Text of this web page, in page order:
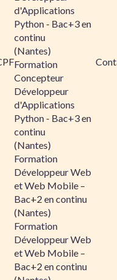
d'Applications
Python - Bac+3 en
continu
(Nantes)
Formation
Concepteur
Développeur
d'Applications
Python - Bac+3 en
continu
(Nantes)
Formation
Développeur Web
et Web Mobile –
Bac+2 en continu
(Nantes)
Formation
Développeur Web
et Web Mobile –
Bac+2 en continu